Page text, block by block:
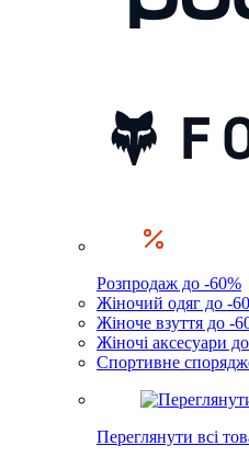
Розпродаж до -60%
Жіночий одяг до -
Жіноче взуття до -
Жіночі аксесуари
Спортивне
Переглянути всі